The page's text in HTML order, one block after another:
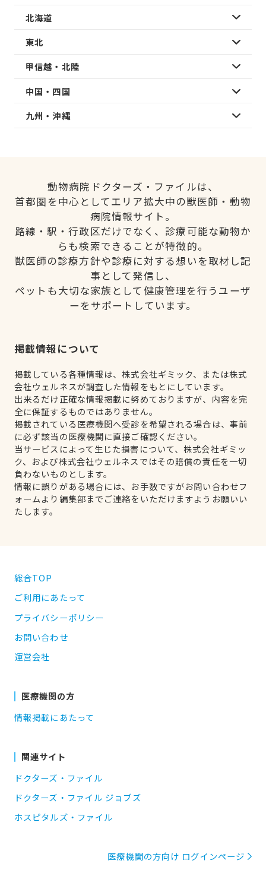
北海道
東北
甲信越・北陸
中国・四国
九州・沖縄
動物病院ドクターズ・ファイルは、
首都圏を中心としてエリア拡大中の獣医師・動物
病院情報サイト。
路線・駅・行政区だけでなく、診療可能な動物か
らも検索できることが特徴的。
獣医師の診療方針や診療に対する想いを取材し記
事として発信し、
ペットも大切な家族として健康管理を行うユーザ
ーをサポートしています。
掲載情報について
掲載している各種情報は、株式会社ギミック、または株式
会社ウェルネスが調査した情報をもとにしています。
出来るだけ正確な情報掲載に努めておりますが、内容を完
全に保証するものではありません。
掲載されている医療機関へ受診を希望される場合は、事前
に必ず該当の医療機関に直接ご確認ください。
当サービスによって生じた損害について、株式会社ギミッ
ク、および株式会社ウェルネスではその賠償の責任を一切
負わないものとします。
情報に誤りがある場合には、お手数ですがお問い合わせフ
ォームより編集部までご連絡をいただけますようお願いい
たします。
総合TOP
ご利用にあたって
プライバシーポリシー
お問い合わせ
運営会社
医療機関の方
情報掲載にあたって
関連サイト
ドクターズ・ファイル
ドクターズ・ファイル ジョブズ
ホスピタルズ・ファイル
医療機関の方向け ログインページ